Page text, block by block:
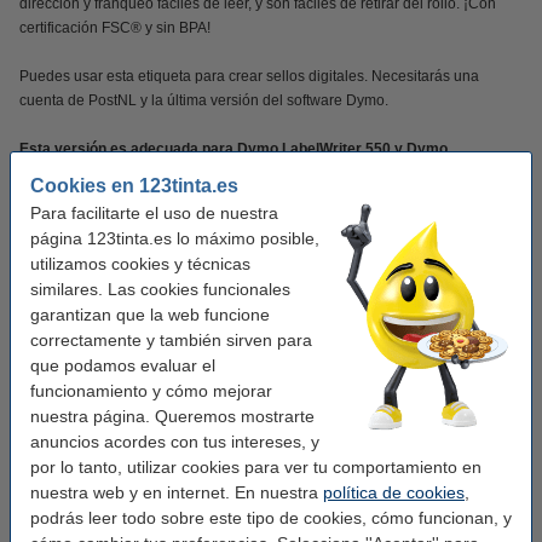
Cookies en 123tinta.es
Para facilitarte el uso de nuestra
página 123tinta.es lo máximo posible,
utilizamos cookies y técnicas
similares. Las cookies funcionales
garantizan que la web funcione
correctamente y también sirven para
que podamos evaluar el
funcionamiento y cómo mejorar
nuestra página. Queremos mostrarte
anuncios acordes con tus intereses, y
por lo tanto, utilizar cookies para ver tu comportamiento en
nuestra web y en internet. En nuestra política de cookies
podrás leer todo sobre este tipo de cookies, cómo funcionan, y
dirección y franqueo fáciles de leer, y son fáciles de retirar del rollo. ¡Con
certificación FSC® y sin BPA!
Puedes usar esta etiqueta para crear sellos digitales. Necesitarás una
cuenta de PostNL y la última versión del software Dymo.
Esta versión es adecuada para Dymo LabelWriter 550 y Dymo
¡Verás la diferencia en tu cartera!
Este producto marca 123tinta incluye garantía del 100%. 1-2-3 ¡sin preocupaciones!
Características
Marca: 123tinta
Uso: etiquetas de dirección
Adherencia: